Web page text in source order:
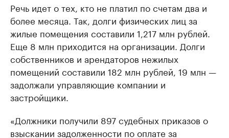
Речь идет о тех, кто не платил по счетам два и
более месяца. Так, долги физических лиц за
жилые помещения составили 1,217 млн рублей.
Еще 8 млн приходится на организации. Долги
собственников и арендаторов нежилых
помещений составили 182 млн рублей, 19 млн —
задолжали управляющие компании и
застройщики.
«Должники получили 897 судебных приказов о
взыскании задолженности по оплате за